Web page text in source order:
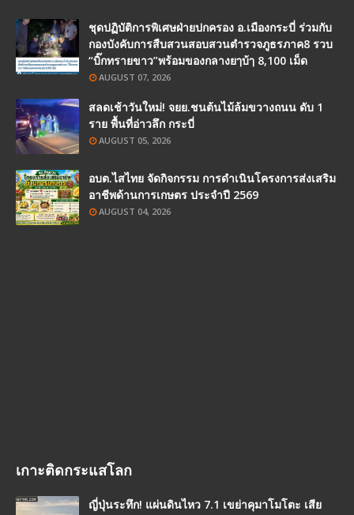
ชุดปฏิบัติการพิเศษฝ่ายปกครอง อ.เมืองกระบี่ ร่วมกับ
กองบังคับการสืบสวนสอบสวนตำรวจภูธรภาค8 รวบ
“บิ๊กทรายขาว”พร้อมของกลางยๅบ้ๅ 8,100 เม็ด
AUGUST 07, 2026
สลดเช้าวันใหม่! จยย.ชนต้นไม้ล้มขวางถนน ดับ 1
ราย พื้นที่อ่าวลึก กระบี่
AUGUST 05, 2026
อบต.ไสไทย จัดกิจกรรม การดำเนินโครงการส่งเสริม
อาชีพด้านการเกษตร ประจำปี 2569
AUGUST 04, 2026
เกาะติดกระแสโลก
ญี่ปุ่นระทึก! แผ่นดินไหว 7.1 เขย่าคุมาโมโตะ เสีย